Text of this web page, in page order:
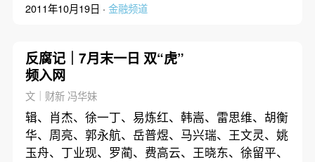
2011年10月19日 · 金融频道
反腐记｜7月末一日 双“虎”
频入网
文｜财新 冯华妹
辑、肖杰、徐一丁、易炼红、韩嵩、雷思维、胡衡
华、周亮、郭永航、岳普煜、马兴瑞、王文灵、姚
玉舟、丁业现、罗蔺、费高云、王晓东、徐留平、